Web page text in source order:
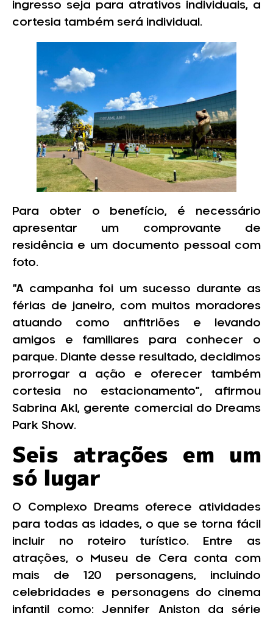
ingresso seja para atrativos individuais, a
cortesia também será individual.
Para obter o benefício, é necessário
apresentar um comprovante de
residência e um documento pessoal com
foto.
“A campanha foi um sucesso durante as
férias de janeiro, com muitos moradores
atuando como anfitriões e levando
amigos e familiares para conhecer o
parque. Diante desse resultado, decidimos
prorrogar a ação e oferecer também
cortesia no estacionamento”, afirmou
Sabrina Akl, gerente comercial do Dreams
Park Show.
Seis atrações em um
só lugar
O Complexo Dreams oferece atividades
para todas as idades, o que se torna fácil
incluir no roteiro turístico. Entre as
atrações, o Museu de Cera conta com
mais de 120 personagens, incluindo
celebridades e personagens do cinema
infantil como: Jennifer Aniston da série